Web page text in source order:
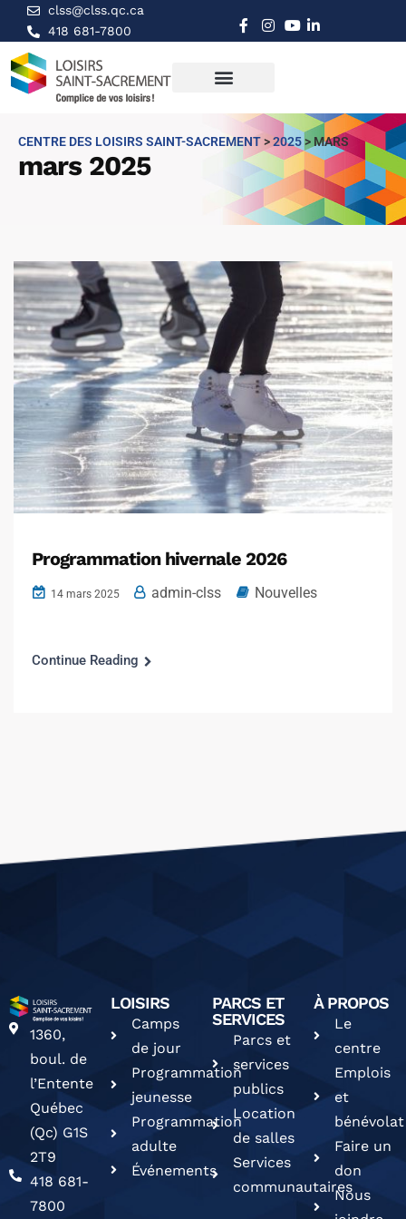
clss@clss.qc.ca
418 681-7800
mars 2025
CENTRE DES LOISIRS SAINT-SACREMENT>2025 > MARS
Programmation hivernale 2026
14 mars 2025 admin-clss Nouvelles
Continue Reading
1360,
boul. de
l’Entente
Québec
(Qc) G1S
2T9
418 681-
7800
LOISIRS
Camps
de jour
Programmation
jeunesse
Programmation
adulte
Événements
PARCS ET
SERVICES
Parcs et
services
publics
Location
de salles
Services
communautaires
À PROPOS
Le
centre
Emplois
et
bénévolat
Faire un
don
Nous